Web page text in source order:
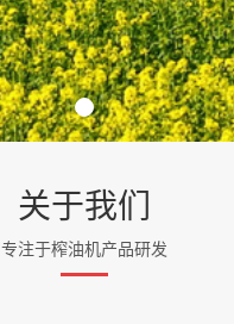
关于我们
专注于榨油机产品研发